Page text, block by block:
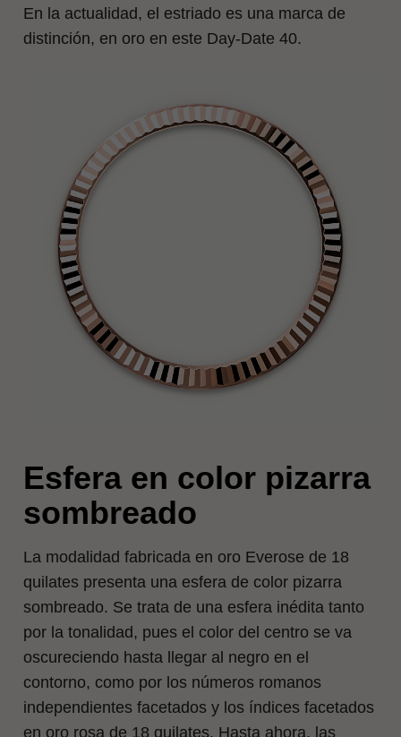
En la actualidad, el estriado es una marca de
distinción, en oro en este Day-Date 40.
Esfera en color pizarra
sombreado
La modalidad fabricada en oro Everose de 18
quilates presenta una esfera de color pizarra
sombreado. Se trata de una esfera inédita tanto
por la tonalidad, pues el color del centro se va
oscureciendo hasta llegar al negro en el
contorno, como por los números romanos
independientes facetados y los índices facetados
en oro rosa de 18 quilates. Hasta ahora, las